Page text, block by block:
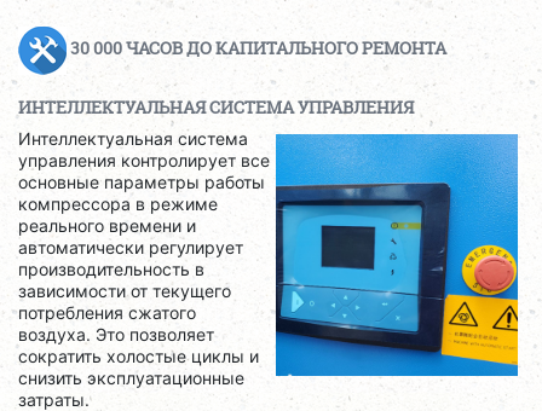
30 000 ЧАСОВ ДО КАПИТАЛЬНОГО РЕМОНТА
ИНТЕЛЛЕКТУАЛЬНАЯ СИСТЕМА УПРАВЛЕНИЯ
Интеллектуальная система
управления контролирует все
основные параметры работы
компрессора в режиме
реального времени и
автоматически регулирует
производительность в
зависимости от текущего
потребления сжатого
воздуха. Это позволяет
сократить холостые циклы и
снизить эксплуатационные
затраты.